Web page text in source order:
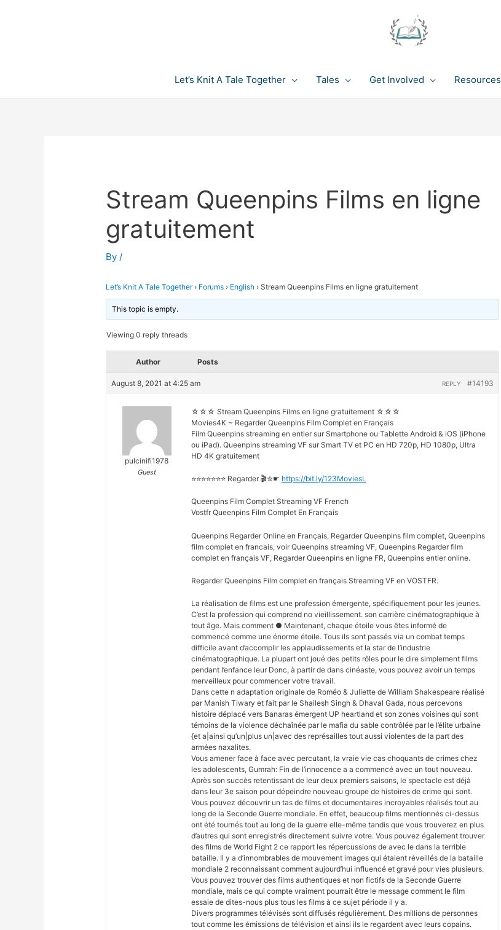
Let’s Knit A Tale Together Tales Get Involved Resources
Stream Queenpins Films en ligne
gratuitement
By/
Let’s Knit A Tale Together › Forums › English › Stream Queenpins Films en ligne gratuitement
This topic is empty.
Viewing 0 reply threads
Author Posts
August 8, 2021 at 4:25 am #14193
REPLY
pulcinifi1978
Guest
☆☆☆ Stream Queenpins Films en ligne gratuitement ☆☆☆
Movies4K ~ Regarder Queenpins Film Complet en Français
Film Queenpins streaming en entier sur Smartphone ou Tablette Android & iOS (iPhone
ou iPad). Queenpins streaming VF sur Smart TV et PC en HD 720p, HD 1080p, Ultra
HD 4K gratuitement
⭐⭐⭐⭐⭐⭐⭐ Regarder 🎬✮☛ https://bit.ly/123MoviesL
Queenpins Film Complet Streaming VF French
Vostfr Queenpins Film Complet En Français
Queenpins Regarder Online en Français, Regarder Queenpins film complet, Queenpins
film complet en francais, voir Queenpins streaming VF, Queenpins Regarder film
complet en français VF, Regarder Queenpins en ligne FR, Queenpins entier online.
Regarder Queenpins Film complet en français Streaming VF en VOSTFR.
La réalisation de films est une profession émergente, spécifiquement pour les jeunes.
C’est la profession qui comprend no vieillissement. son carrière cinématographique à
tout âge. Mais comment ● Maintenant, chaque étoile vous êtes informé de
commencé comme une énorme étoile. Tous ils sont passés via un combat temps
difficile avant d’accomplir les applaudissements et la star de l’industrie
cinématographique. La plupart ont joué des petits rôles pour le dire simplement films
pendant l’enfance leur Donc, à partir de dans cinéaste, vous pouvez avoir un temps
merveilleux pour commencer votre travail.
Dans cette n adaptation originale de Roméo & Juliette de William Shakespeare réalisé
par Manish Tiwary et fait par le Shailesh Singh & Dhaval Gada, nous percevons
histoire déplacé vers Banaras émergent UP heartland et son zones voisines qui sont
témoins de la violence déchaînée par le mafia du sable contrôlée par le l’élite urbaine
{et a|ainsi qu’un|plus un|avec des représailles tout aussi violentes de la part des
armées naxalites.
Vous amener face à face avec percutant, la vraie vie cas choquants de crimes chez
les adolescents, Gumrah: Fin de l’innocence a a commencé avec un tout nouveau.
Après son succès retentissant de leur deux premiers saisons, le spectacle est déjà
dans leur 3e saison pour dépeindre nouveau groupe de histoires de crime qui sont.
Vous pouvez découvrir un tas de films et documentaires incroyables réalisés tout au
long de la Seconde Guerre mondiale. En effet, beaucoup films mentionnés ci-dessus
ont été tournés tout au long de la guerre elle-même tandis que vous trouverez en plus
d’autres qui sont enregistrés directement suivre votre. Vous pouvez également trouver
des films de World Fight 2 ce rapport les répercussions de avec le dans la terrible
bataille. Il y a d’innombrables de mouvement images qui étaient réveillés de la bataille
mondiale 2 reconnaissant comment aujourd’hui influencé et gravé pour vies plusieurs.
Vous pouvez trouver des films authentiques et non fictifs de la Seconde Guerre
mondiale, mais ce qui compte vraiment pourrait être le message comment le film
essaie de dites-nous plus tous les films à ce sujet période il y a.
Divers programmes télévisés sont diffusés régulièrement. Des millions de personnes
tout comme les émissions de télévision et ainsi ils le regardent avec leurs copains.